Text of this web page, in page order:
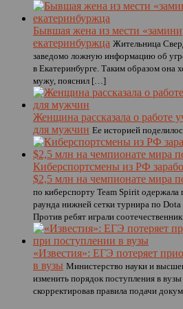
Бывшая жена из мести
екатеринбуржца Жительница
заведомо ложную информацию об
в Екатеринбурге. Таким образом она
мужу, пояснил […]
Женщина рассказала о работе
для мужчин Ее историей
Киберспортсмены из РФ
$2,5 млн на чемпионате мира
по киберспорту Team Spirit одержала
раунда нижней сетки турнира по
Против ребят играли
«Известия»: ЕГЭ потеряет
в вузы Министерство науки и
изменить порядок поступления в
скорректировав правила подачи